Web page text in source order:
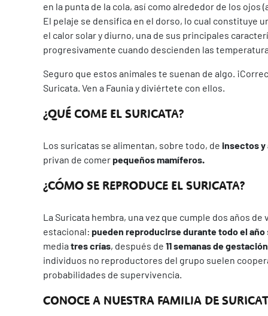
en la punta de la cola, así como alrededor de los ojos
El pelaje se densifica en el dorso, lo cual constituye
el calor solar y diurno, una de sus principales
progresivamente cuando descienden las
Seguro que estos animales te suenan de algo.
Suricata. Ven a Faunia y diviértete con ellos.
¿QUÉ COME EL SURICATA?
Los suricatas se alimentan, sobre todo, de insectos
privan de comer pequeños mamíferos.
¿CÓMO SE REPRODUCE EL SURICATA?
La Suricata hembra, una vez que cumple dos años
estacional: pueden reproducirse durante todo el año
mediatres crías, después de 11 semanas de gestación
individuos no reproductores del grupo suelen
probabilidades de supervivencia.
CONOCE A NUESTRA FAMILIA DE